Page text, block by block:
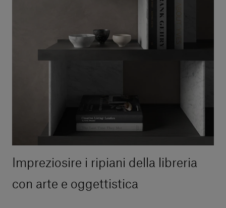
Impreziosire i ripiani della libreria
con arte e oggettistica